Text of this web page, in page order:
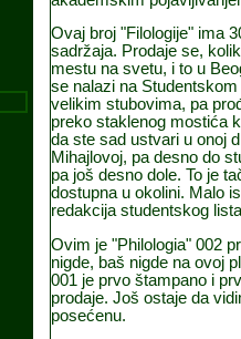
Ovaj broj "Filologije" ima
sadržaja. Prodaje se,
mestu na svetu, i to u
se nalazi na
velikim stubovima, pa
preko staklenog mostića
da ste sad ustvari u onoj
Mihajlovoj, pa desno do
pa još desno dole. To je ta
dostupna u okolini. Malo
redakcija studentskog
Ovim je "Philologia" 002
nigde, baš nigde na ovoj
001 je prvo štampano i
prodaje. Još ostaje da
posećenu.